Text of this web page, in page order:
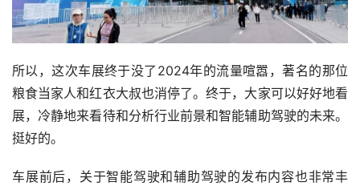
所以，这次车展终于没了2024年的流量喧嚣，著名的那位
粮食当家人和红衣大叔也消停了。终于，大家可以好好地看
展，冷静地来看待和分析行业前景和智能辅助驾驶的未来。
挺好的。
车展前后，关于智能驾驶和辅助驾驶的发布内容也非常丰